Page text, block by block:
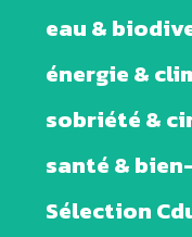
eau &
énergie &
sobriété &
santé &
Sélection